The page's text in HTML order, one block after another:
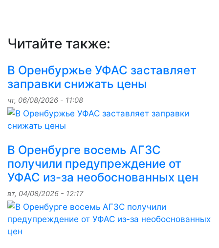
Читайте также:
В Оренбуржье УФАС заставляет
заправки снижать цены
чт, 06/08/2026 - 11:08
В Оренбурге восемь АГЗС
получили предупреждение от
УФАС из-за необоснованных цен
вт, 04/08/2026 - 12:17